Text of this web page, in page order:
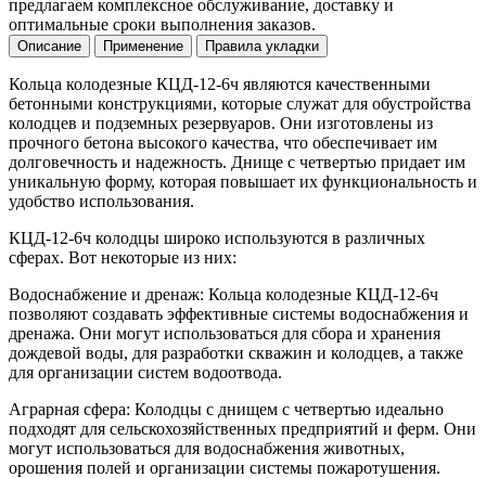
предлагаем комплексное обслуживание, доставку и
оптимальные сроки выполнения заказов.
Описание Применение Правила укладки
Кольца колодезные КЦД-12-6ч являются качественными
бетонными конструкциями, которые служат для обустройства
колодцев и подземных резервуаров. Они изготовлены из
прочного бетона высокого качества, что обеспечивает им
долговечность и надежность. Днище с четвертью придает им
уникальную форму, которая повышает их функциональность и
удобство использования.
КЦД-12-6ч колодцы широко используются в различных
сферах. Вот некоторые из них:
Водоснабжение и дренаж: Кольца колодезные КЦД-12-6ч
позволяют создавать эффективные системы водоснабжения и
дренажа. Они могут использоваться для сбора и хранения
дождевой воды, для разработки скважин и колодцев, а также
для организации систем водоотвода.
Аграрная сфера: Колодцы с днищем с четвертью идеально
подходят для сельскохозяйственных предприятий и ферм. Они
могут использоваться для водоснабжения животных,
орошения полей и организации системы пожаротушения.